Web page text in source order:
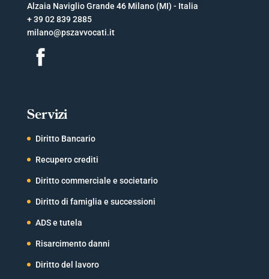
Alzaia Naviglio Grande 46 Milano (MI) - Italia
+ 39 02 839 2885
milano@pszavvocati.it
Servizi
Diritto Bancario
Recupero crediti
Diritto commerciale e societario
Diritto di famiglia e successioni
ADS e tutela
Risarcimento danni
Diritto del lavoro